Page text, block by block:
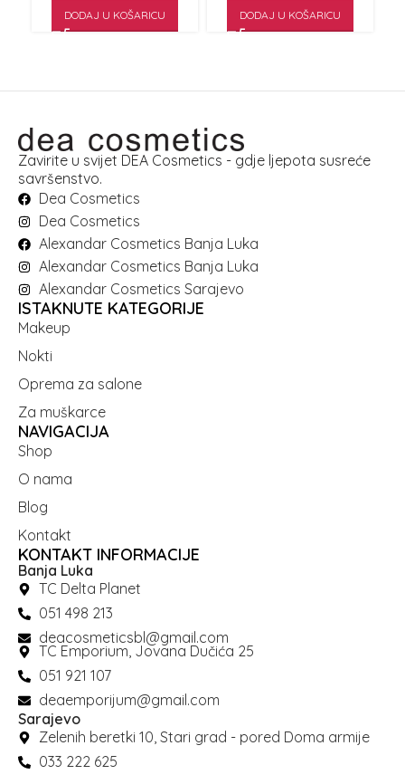
DODAJ U KOŠARICU DODAJ U KOŠARICU
Zavirite u svijet DEA Cosmetics - gdje ljepota susreće
savršenstvo.
Dea Cosmetics
Dea Cosmetics
Alexandar Cosmetics Banja Luka
Alexandar Cosmetics Banja Luka
Alexandar Cosmetics Sarajevo
ISTAKNUTE KATEGORIJE
Makeup
Nokti
Oprema za salone
Za muškarce
NAVIGACIJA
Shop
O nama
Blog
Kontakt
KONTAKT INFORMACIJE
Banja Luka
TC Delta Planet
051 498 213
deacosmeticsbl@gmail.com
TC Emporium, Jovana Dučića 25
051 921 107
deaemporijum@gmail.com
Sarajevo
Zelenih beretki 10, Stari grad - pored Doma armije
033 222 625